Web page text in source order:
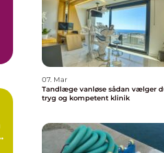
07. Mar
Tandlæge vanløse sådan vælger du en
tryg og kompetent klinik